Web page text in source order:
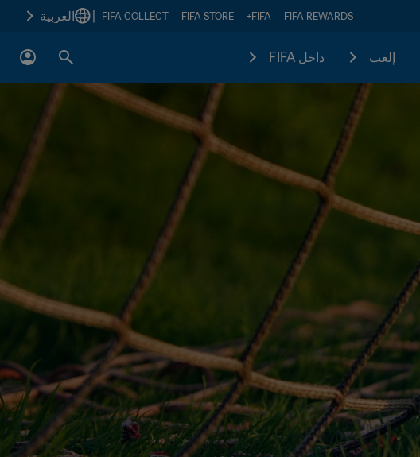
FIFA REWARDS
FIFA+
FIFA STORE
FIFA COLLECT العربية
إلعب داخل FIFA